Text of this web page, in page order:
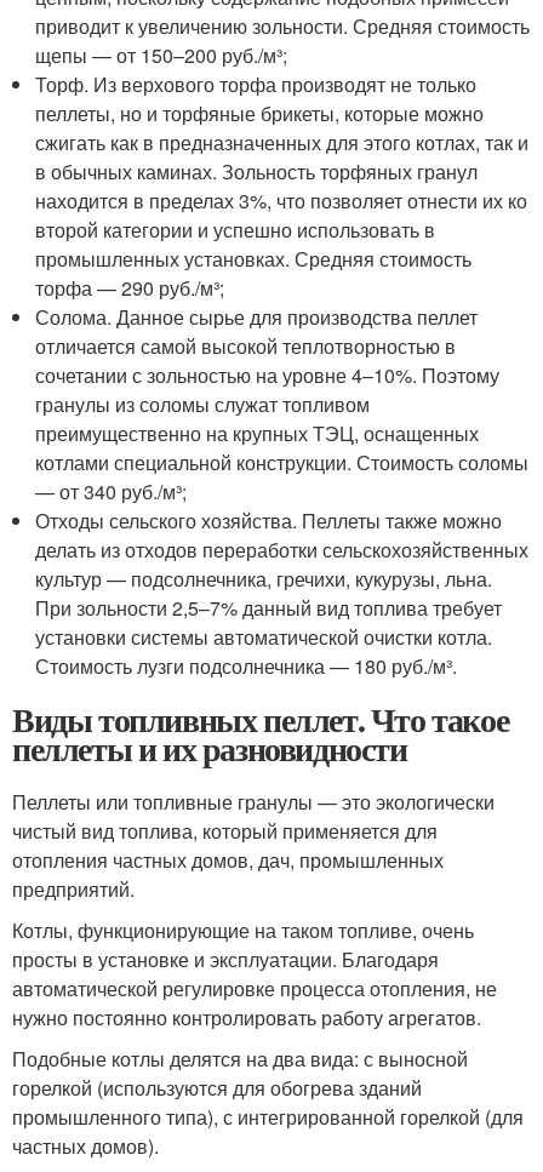
приводит к увеличению зольности. Средняя стоимость
щепы — от 150–200 руб./м³;
Торф. Из верхового торфа производят не только
пеллеты, но и торфяные брикеты, которые можно
сжигать как в предназначенных для этого котлах, так и
в обычных каминах. Зольность торфяных гранул
находится в пределах 3%, что позволяет отнести их ко
второй категории и успешно использовать в
промышленных установках. Средняя стоимость
торфа — 290 руб./м³;
Солома. Данное сырье для производства пеллет
отличается самой высокой теплотворностью в
сочетании с зольностью на уровне 4–10%. Поэтому
гранулы из соломы служат топливом
преимущественно на крупных ТЭЦ, оснащенных
котлами специальной конструкции. Стоимость соломы
— от 340 руб./м³;
Отходы сельского хозяйства. Пеллеты также можно
делать из отходов переработки сельскохозяйственных
культур — подсолнечника, гречихи, кукурузы, льна.
При зольности 2,5–7% данный вид топлива требует
установки системы автоматической очистки котла.
Стоимость лузги подсолнечника — 180 руб./м³.
Виды топливных пеллет. Что такое
пеллеты и их разновидности
Пеллеты или топливные гранулы — это экологически
чистый вид топлива, который применяется для
отопления частных домов, дач, промышленных
предприятий.
Котлы, функционирующие на таком топливе, очень
просты в установке и эксплуатации. Благодаря
автоматической регулировке процесса отопления, не
нужно постоянно контролировать работу агрегатов.
Подобные котлы делятся на два вида: с выносной
горелкой (используются для обогрева зданий
промышленного типа), с интегрированной горелкой (для
частных домов).